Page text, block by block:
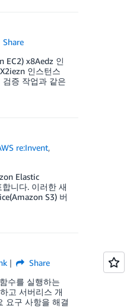
Share
EC2) x8Aedz 인
인스턴스
증 작업과 같은
re:Invent,
Elastic
니다. 이러한 새
S3) 버
Share
수를 실행하는
고 서버리스 개
요구 사항을 해결